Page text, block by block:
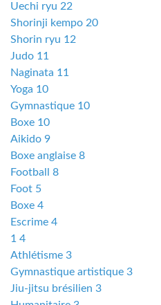
Uechi ryu 22
Shorinji kempo 20
Shorin ryu 12
Judo 11
Naginata 11
Yoga 10
Gymnastique 10
Boxe 10
Aikido 9
Boxe anglaise 8
Football 8
Foot 5
Boxe 4
Escrime 4
1 4
Athlétisme 3
Gymnastique artistique 3
Jiu-jitsu brésilien 3